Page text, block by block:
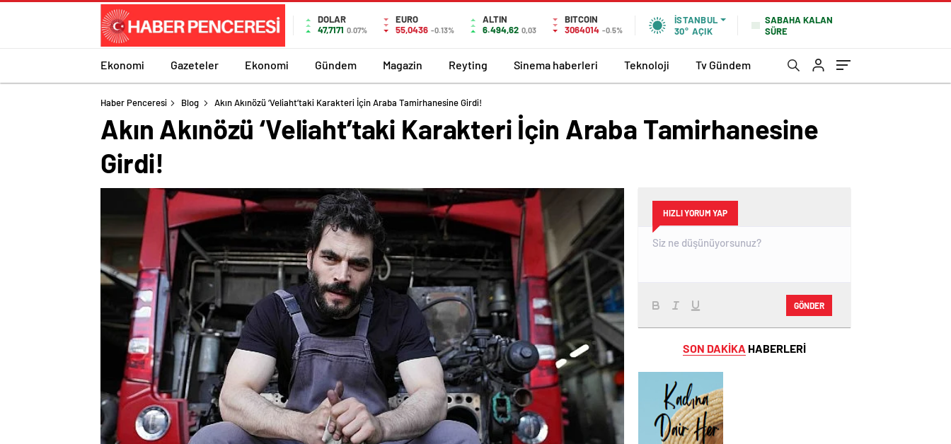
DOLAR
47,7171 0.07%
EURO
55,0436 -0.13%
ALTIN
6.494,62 0,03
BITCOIN
3064014 -0.5%
İSTANBUL
30° AÇIK
SABAHA KALAN
SÜRE
Ekonomi Gazeteler Ekonomi Gündem Magazin Reyting Sinema haberleri Teknoloji Tv Gündem
Haber Penceresi Blog Akın Akınözü ‘Veliaht’taki Karakteri İçin Araba Tamirhanesine Girdi!
Akın Akınözü ‘Veliaht’taki Karakteri İçin Araba Tamirhanesine
Girdi!
HIZLI YORUM YAP
GÖNDER
SON DAKİKA HABERLERİ